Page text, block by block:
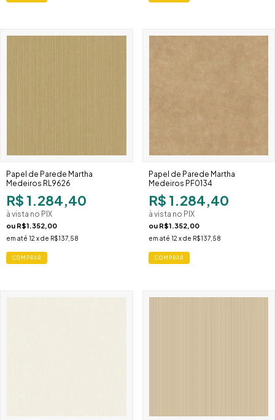
Papel de Parede Martha
Medeiros RL9626
R$ 1.284,40
à vista no PIX
ou R$1.352,00
em até 12 x de R$137,58
Papel de Parede Martha
Medeiros PF0134
R$ 1.284,40
à vista no PIX
ou R$1.352,00
em até 12 x de R$137,58